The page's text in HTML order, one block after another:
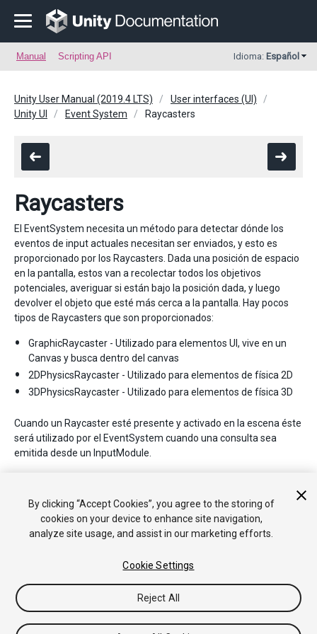
Manual Scripting API Idioma: Español
Unity User Manual (2019.4 LTS)
User interfaces (UI)
Unity UI
Event System Raycasters
Raycasters
El EventSystem necesita un método para detectar dónde los
eventos de input actuales necesitan ser enviados, y esto es
proporcionado por los Raycasters. Dada una posición de espacio
en la pantalla, estos van a recolectar todos los objetivos
potenciales, averiguar si están bajo la posición dada, y luego
devolver el objeto que esté más cerca a la pantalla. Hay pocos
tipos de Raycasters que son proporcionados:
GraphicRaycaster - Utilizado para elementos UI, vive en un
Canvas y busca dentro del canvas
2DPhysicsRaycaster - Utilizado para elementos de física 2D
3DPhysicsRaycaster - Utilizado para elementos de física 3D
Cuando un Raycaster esté presente y activado en la escena éste
será utilizado por el EventSystem cuando una consulta sea
emitida desde un InputModule.
almacenados basados en la distancia de los elementos.
By clicking “Accept Cookies”, you agree to the storing of
cookies on your device to enhance site navigation,
analyze site usage, and assist in our marketing efforts.
Cookie Settings
Reject All